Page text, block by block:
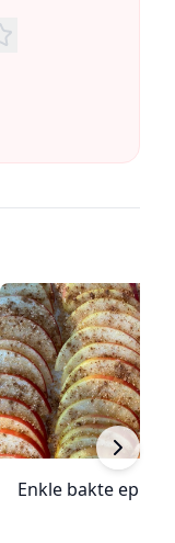
Enkle bakte epler